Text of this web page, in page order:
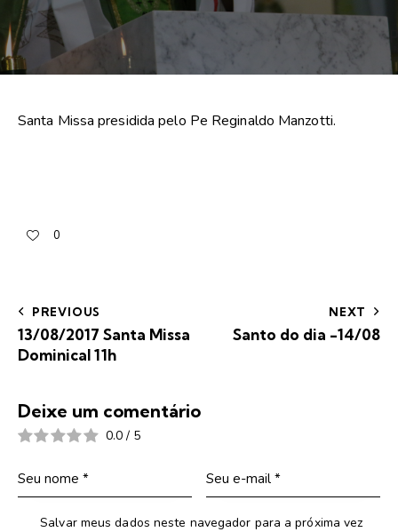
Santa Missa presidida pelo Pe Reginaldo Manzotti.
0
PREVIOUS
13/08/2017 Santa Missa
Dominical 11h
NEXT
Santo do dia -14/08
Deixe um comentário
0.0 / 5
Salvar meus dados neste navegador para a próxima vez